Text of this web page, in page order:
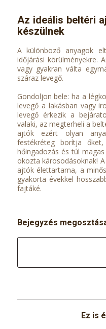
Az ideális beltéri
készülnek
A különböző anyagok
időjárási körülményekre.
vagy gyakran válta
száraz levegő.
Gondoljon bele: ha a
levegő a lakásban vagy
levegő érkezik a
valaki, az megterheli a
ajtók ezért olyan
festékréteg borítja
hőingadozás és túl
okozta károsodásoknak!
ajtók élettartama, a
gyakorta évekkel
fajtáké.
Bejegyzés
Ez is